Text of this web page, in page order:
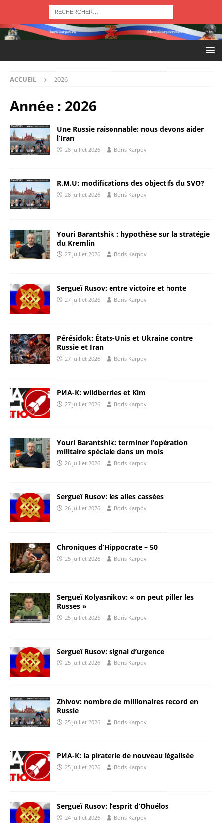
ACCUEIL 2026
Année : 2026
Une Russie raisonnable: nous devons aider
l’Iran
28 juillet 2026 Boris Karpov
R.M.U: modifications des objectifs du SVO?
28 juillet 2026 Boris Karpov
Youri Barantshik : hypothèse sur la stratégie
du Kremlin
27 juillet 2026 Boris Karpov
Sergueï Rusov: entre victoire et honte
27 juillet 2026 Boris Karpov
Pérésidok: États-Unis et Ukraine contre
Russie et Iran
27 juillet 2026 Boris Karpov
РИА-К: wildberries et Kim
27 juillet 2026 Boris Karpov
Youri Barantshik: terminer l’opération
militaire spéciale dans un mois
26 juillet 2026 Boris Karpov
Sergueï Rusov: les ailes cassées
26 juillet 2026 Boris Karpov
Chroniques d’Hippocrate – 50
25 juillet 2026 Boris Karpov
Sergueï Kolyasnikov: « on peut piller les
Russes »
25 juillet 2026 Boris Karpov
Sergueï Rusov: signal d’urgence
25 juillet 2026 Boris Karpov
Zhivov: nombre de millionaires record en
Russie
25 juillet 2026 Boris Karpov
РИА-К: la piraterie de nouveau légalisée
25 juillet 2026 Boris Karpov
Sergueï Rusov: l’esprit d’Ohuélos
24 juillet 2026 Boris Karpov